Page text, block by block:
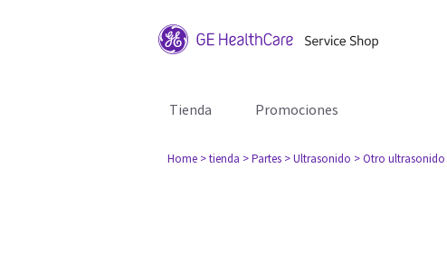
Tienda Promociones
Home > tienda > Partes > Ultrasonido > Otro ultrasonido